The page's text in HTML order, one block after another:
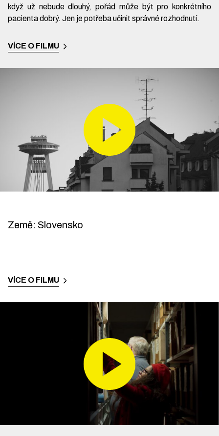
když už nebude dlouhý, pořád může být pro konkrétního
pacienta dobrý. Jen je potřeba učinit správné rozhodnutí.
VÍCE O FILMU
Země: Slovensko
VÍCE O FILMU